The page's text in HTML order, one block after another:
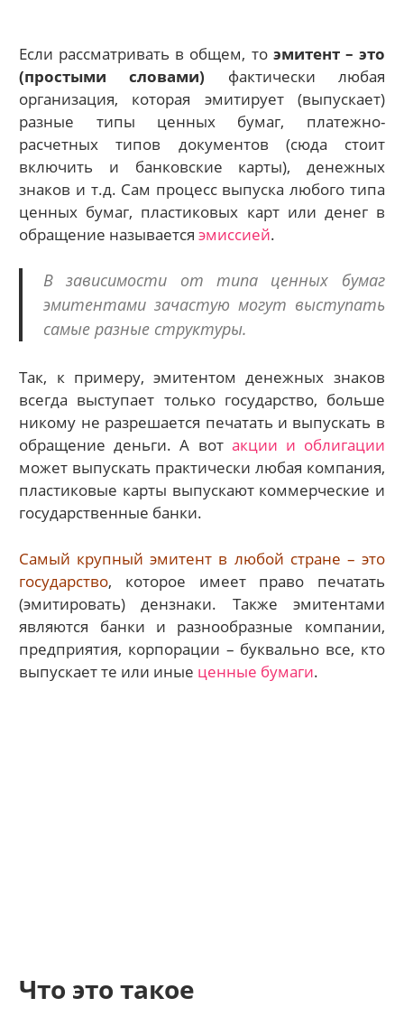
Если рассматривать в общем, то эмитент – это
(простыми словами) фактически любая
организация, которая эмитирует (выпускает)
разные типы ценных бумаг, платежно-
расчетных типов документов (сюда стоит
включить и банковские карты), денежных
знаков и т.д. Сам процесс выпуска любого типа
ценных бумаг, пластиковых карт или денег в
обращение называетсяэмиссией.
В зависимости от типа ценных бумаг
эмитентами зачастую могут выступать
самые разные структуры.
Так, к примеру, эмитентом денежных знаков
всегда выступает только государство, больше
никому не разрешается печатать и выпускать в
обращение деньги. А вот акции и облигации
может выпускать практически любая компания,
пластиковые карты выпускают коммерческие и
государственные банки.
Самый крупный эмитент в любой стране – это
государство, которое имеет право печатать
(эмитировать) дензнаки. Также эмитентами
являются банки и разнообразные компании,
предприятия, корпорации – буквально все, кто
выпускает те или иные ценные бумаги.
Что это такое